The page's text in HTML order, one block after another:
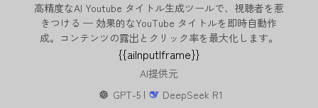
高精度なAI Youtube タイトル生成ツールで、視聴者を惹
きつける — 効果的なYouTube タイトルを即時自動作
成。コンテンツの露出とクリック率を最大化します。
{{aiInputIframe}}